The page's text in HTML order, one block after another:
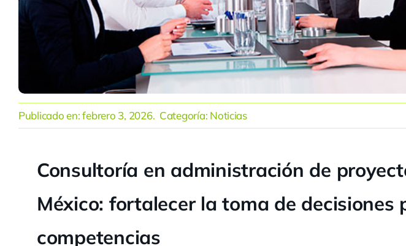
Publicado en:febrero 3, 2026. Categoría: Noticias
Consultoría en administración de
México: fortalecer la toma de decisiones
competencias